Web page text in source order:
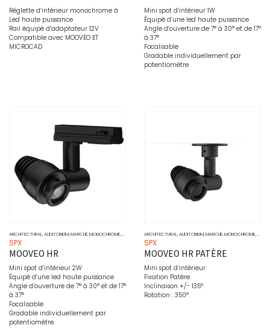
Réglette d’intérieur monochrome à
Led haute puissance
Rail équipé d’adaptateur 12V
Compatible avec MOOVEO ET
MICROCAD
Mini spot d’intérieur 1W
Équipé d’une led haute puissance
Angle d’ouverture de 7° à 30° et de 17°
à 37°
Focalisable
Gradable individuellement par
potentiomètre
ARCHITECTURAL,AUDITORIUM,MARCHÉ,MONOCHROME,MUSÉO PONCTUEL,PROJECTEURS,SOURCE
SPX
MOOVEO HR
Mini spot d’intérieur 2W
Équipé d’une led haute puissance
Angle d’ouverture de 7° à 30° et de 17°
à 37°
Focalisable
Gradable individuellement par
potentiomètre
ARCHITECTURAL,AUDITORIUM,MARCHÉ,MONOCHROME,MUSÉO
SPX
MOOVEO HR PATÈRE
Mini spot d’intérieur.
Fixation Patère.
Inclinaison +/- 135°.
Rotation : 350°.